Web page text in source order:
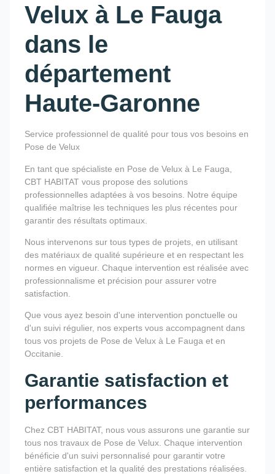
Velux à Le Fauga
dans le
département
Haute-Garonne
Service professionnel de qualité pour tous vos besoins en
Pose de Velux
En tant que spécialiste en Pose de Velux à Le Fauga,
CBT HABITAT vous propose des solutions
professionnelles adaptées à vos besoins. Notre équipe
qualifiée maîtrise les techniques les plus récentes pour
garantir des résultats optimaux.
Nous intervenons sur tous types de projets, en utilisant
des matériaux de qualité supérieure et en respectant les
normes en vigueur. Chaque intervention est réalisée avec
professionnalisme et précision pour assurer votre
satisfaction.
Que vous ayez besoin d'une intervention ponctuelle ou
d'un suivi régulier, nos experts vous accompagnent dans
tous vos projets de Pose de Velux à Le Fauga et en
Occitanie.
Garantie satisfaction et
performances
Chez CBT HABITAT, nous vous assurons une garantie sur
tous nos travaux de Pose de Velux. Chaque intervention
bénéficie d'un suivi personnalisé pour garantir votre
entière satisfaction et la qualité des prestations réalisées.